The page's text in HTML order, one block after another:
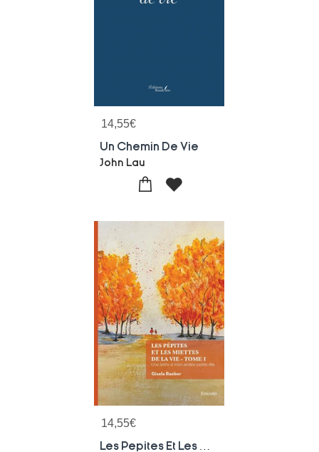
14,55€
Un Chemin De Vie
John Lau
14,55€